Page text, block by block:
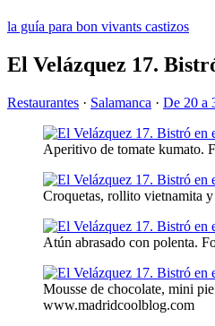
la guía para bon vivants castizos
El Velázquez 17.
Restaurantes · Salamanca · De 20 a
Aperitivo de tomate kumato.
Croquetas, rollito vietnamita
Atún abrasado con polenta.
Mousse de chocolate, mini
www.madridcoolblog.com